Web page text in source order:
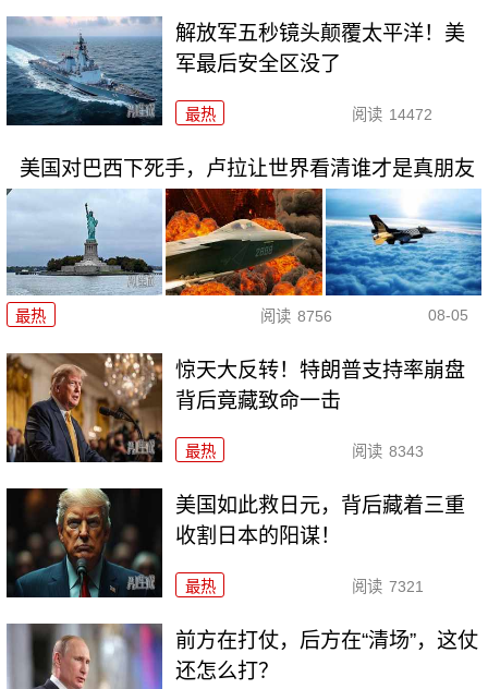
解放军五秒镜头颠覆太平洋！美
军最后安全区没了
最热 阅读 14472
美国对巴西下死手，卢拉让世界看清谁才是真朋友
最热 阅读 8756 08-05
惊天大反转！特朗普支持率崩盘
背后竟藏致命一击
最热 阅读 8343
美国如此救日元，背后藏着三重
收割日本的阳谋！
最热 阅读 7321
前方在打仗，后方在“清场”，这仗
还怎么打？